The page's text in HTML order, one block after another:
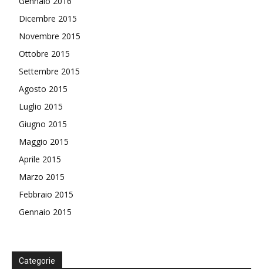
Dicembre 2015
Novembre 2015
Ottobre 2015
Settembre 2015
Agosto 2015
Luglio 2015
Giugno 2015
Maggio 2015
Aprile 2015
Marzo 2015
Febbraio 2015
Gennaio 2015
Categorie